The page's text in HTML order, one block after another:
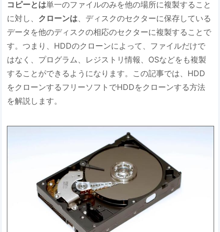
コピーとは単一のファイルのみを他の場所に複製すること
に対し、 クローンは 、ディスクのセクターに保存している
データを他のディスクの相応のセクターに複製することで
す。つまり、HDDのクローンによって、ファイルだけで
はなく、プログラム、レジストリ情報、OSなどをも複製
することができるようになります。この記事では、HDD
をクローンするフリーソフトでHDDをクローンする方法
を解説します。